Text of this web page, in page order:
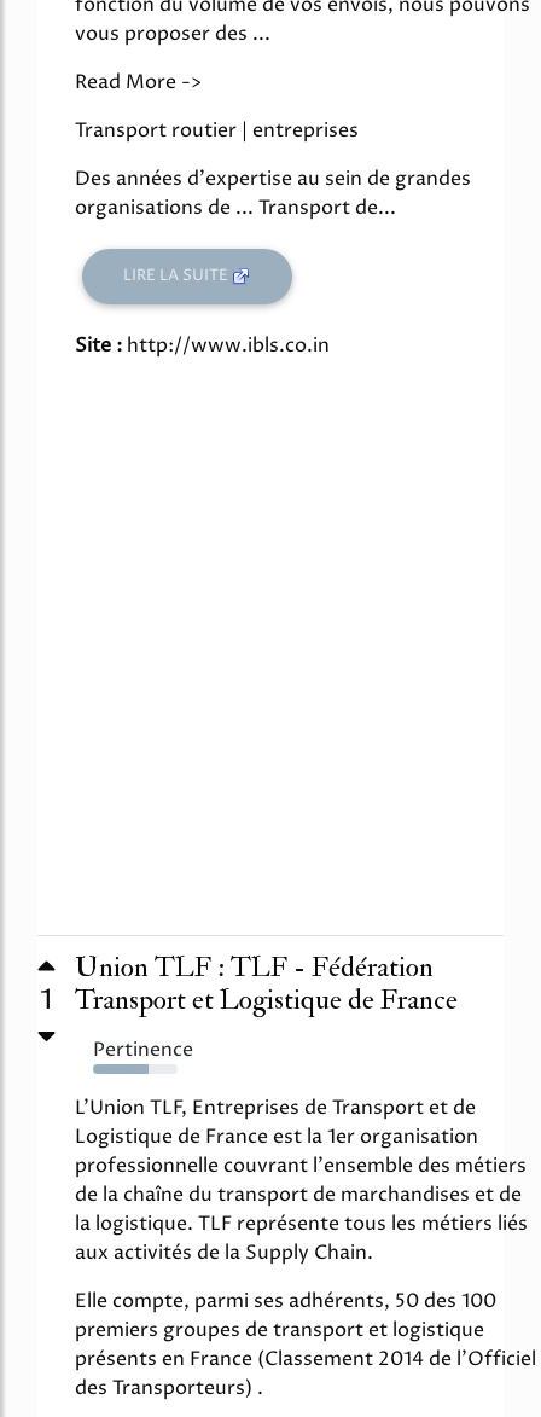
vous proposer des ...
Read More ->
Transport routier | entreprises
Des années d'expertise au sein de grandes
organisations de ... Transport de...
LIRE LA SUITE
Site : http://www.ibls.co.in
1
Union TLF : TLF - Fédération
Transport et Logistique de France
Pertinence
66%
L'Union TLF, Entreprises de Transport et de
Logistique de France est la 1er organisation
professionnelle couvrant l'ensemble des métiers
de la chaîne du transport de marchandises et de
la logistique. TLF représente tous les métiers liés
aux activités de la Supply Chain.
Elle compte, parmi ses adhérents, 50 des 100
premiers groupes de transport et logistique
présents en France (Classement 2014 de l'Officiel
des Transporteurs) .